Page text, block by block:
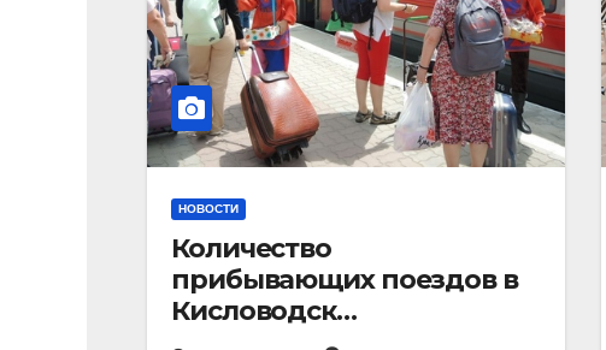
НОВОСТИ
Количество
прибывающих поездов в
Кисловодск
стремительно